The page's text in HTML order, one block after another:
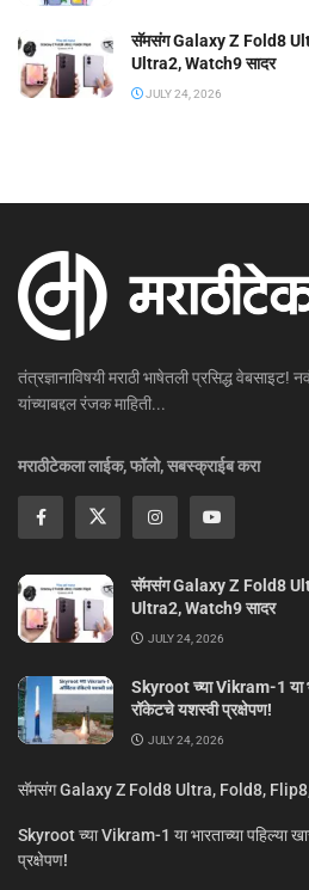
सॅमसंग Galaxy Z Fold8
Ultra2, Watch9 सादर
JULY 24, 2026
तंत्रज्ञानाविषयी मराठी भाषेतली प्रसिद्ध
यांच्याबद्दल रंजक माहिती...
मराठीटेकला लाईक, फॉलो, सबस्क्राईब करा
सॅमसंग Galaxy Z Fold8
Ultra2, Watch9 सादर
JULY 24, 2026
Skyroot च्या Vikram-1 या
रॉकेटचे यशस्वी प्रक्षेपण!
JULY 24, 2026
सॅमसंग Galaxy Z Fold8 Ultra, Fold8,
Skyroot च्या Vikram-1 या भारताच्या पहिल्या
प्रक्षेपण!